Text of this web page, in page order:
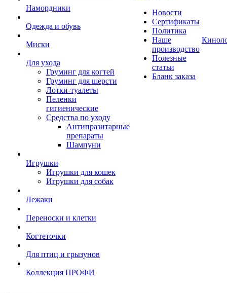
Намордники
Одежда и обувь
Миски
Для ухода
Груминг для когтей
Груминг для шерсти
Лотки-туалеты
Пеленки
гигиенические
Средства по уходу
Антипразитарные
препараты
Шампуни
Игрушки
Игрушки для кошек
Игрушки для собак
Лежаки
Переноски и клетки
Когтеточки
Для птиц и грызунов
Коллекция ПРОФИ
Новости
Сертификаты
Политика
Наше
производство
Полезные
статьи
Бланк заказа